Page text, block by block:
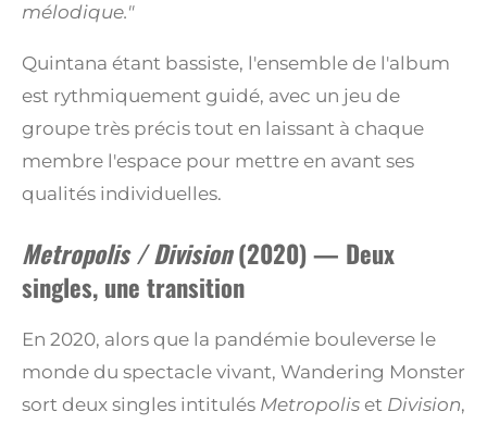
mélodique."
Quintana étant bassiste, l'ensemble de l'album
est rythmiquement guidé, avec un jeu de
groupe très précis tout en laissant à chaque
membre l'espace pour mettre en avant ses
qualités individuelles.
Metropolis / Division(2020) — Deux
singles, une transition
En 2020, alors que la pandémie bouleverse le
monde du spectacle vivant, Wandering Monster
sort deux singles intitulés Metropolis et Division,